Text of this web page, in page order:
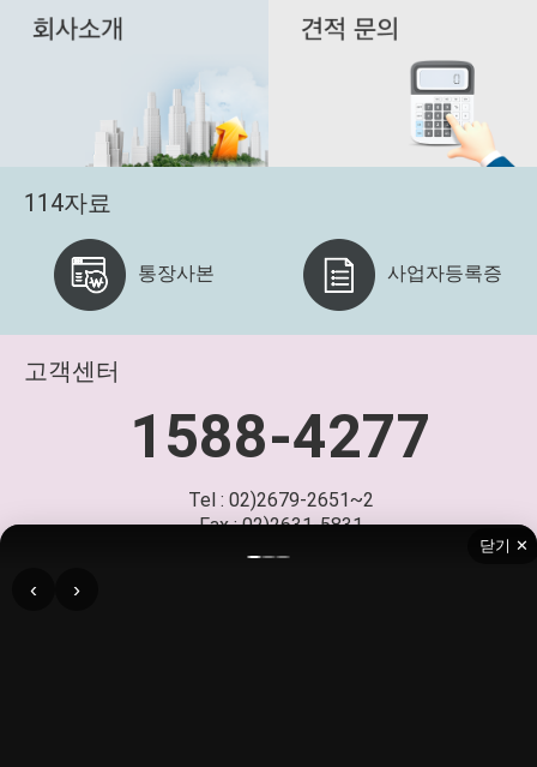
닫기 ✕
‹ ›
114자료
통장사본 사업자등록증
고객센터
1588-4277
Tel : 02)2679-2651~2
Fax : 02)2631-5831